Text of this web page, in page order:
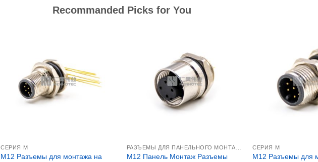
Recommanded Picks for You
СЕРИЯ М
M12 Разъемы для монтажа на
M12 Панель Монтаж Разъемы
СЕРИЯ М
M12 Разъемы для